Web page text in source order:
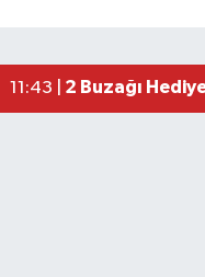
11:43 | 2 Buzağı